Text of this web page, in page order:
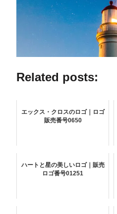
Related posts:
エックス・クロスのロゴ｜ロゴ
販売番号0650
ハートと星の美しいロゴ｜販売
ロゴ番号01251